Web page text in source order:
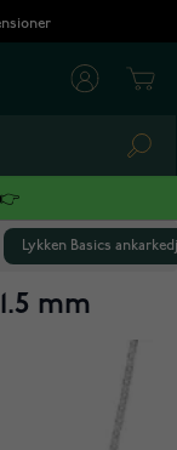
Lykken Basics
mm